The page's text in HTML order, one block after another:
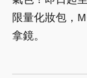
限量化妝包，
拿鏡。